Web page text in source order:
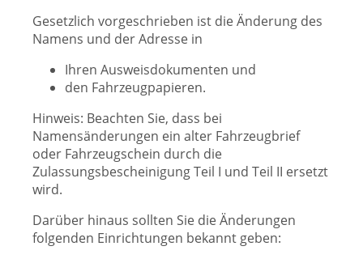
Gesetzlich vorgeschrieben ist die Änderung des
Namens und der Adresse in
Ihren Ausweisdokumenten und
den Fahrzeugpapieren.
Hinweis: Beachten Sie, dass bei
Namensänderungen ein alter Fahrzeugbrief
oder Fahrzeugschein durch die
Zulassungsbescheinigung Teil I und Teil II ersetzt
wird.
Darüber hinaus sollten Sie die Änderungen
folgenden Einrichtungen bekannt geben: